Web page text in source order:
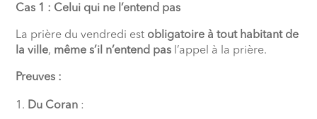
Cas 1 : Celui qui ne l’entend pas
La prière du vendredi est obligatoire à tout habitant de
la ville, même s’il n’entend pas l’appel à la prière.
Preuves :
Du Coran :